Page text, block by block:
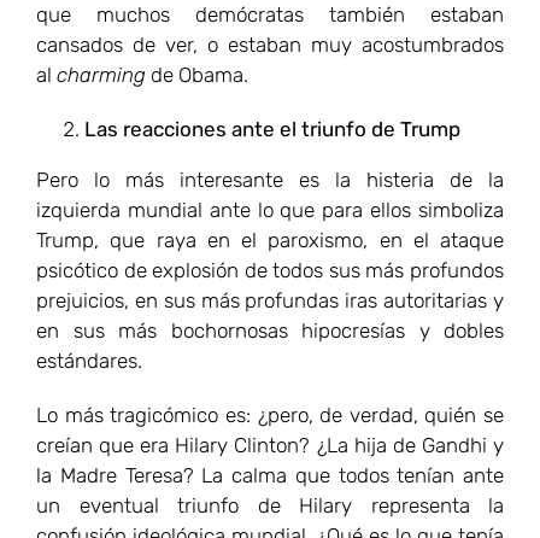
que muchos demócratas también estaban
cansados de ver, o estaban muy acostumbrados
al charming de Obama.
Las reacciones ante el triunfo de Trump
Pero lo más interesante es la histeria de la
izquierda mundial ante lo que para ellos simboliza
Trump, que raya en el paroxismo, en el ataque
psicótico de explosión de todos sus más profundos
prejuicios, en sus más profundas iras autoritarias y
en sus más bochornosas hipocresías y dobles
estándares.
Lo más tragicómico es: ¿pero, de verdad, quién se
creían que era Hilary Clinton? ¿La hija de Gandhi y
la Madre Teresa? La calma que todos tenían ante
un eventual triunfo de Hilary representa la